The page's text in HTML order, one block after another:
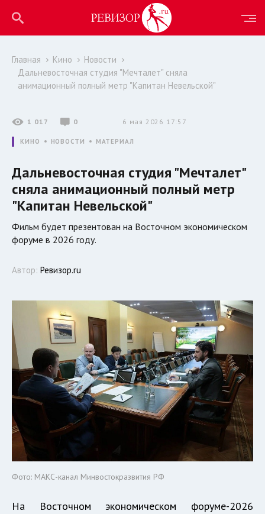
Главная Кино
Новости
Дальневосточная студия "Мечталет" сняла
анимационный полный метр "Капитан Невельской"
1 017 0 6 мая 2026 17:57
КИНО НОВОСТИ МАТЕРИАЛ
Дальневосточная студия "Мечталет"
сняла анимационный полный метр
"Капитан Невельской"
Фильм будет презентован на Восточном экономическом
форуме в 2026 году.
Автор: Ревизор.ru
Фото: МАКС-канал Минвостокразвития РФ
На Восточном экономическом форуме-2026